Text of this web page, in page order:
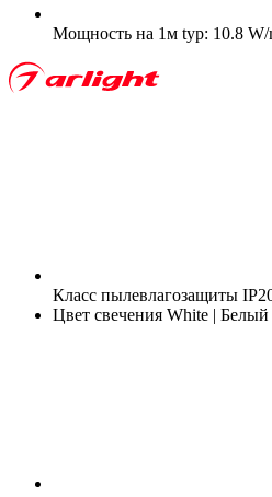
Мощность на 1м typ: 10.8
Класс пылевлагозащиты
Цвет свечения White | Белый